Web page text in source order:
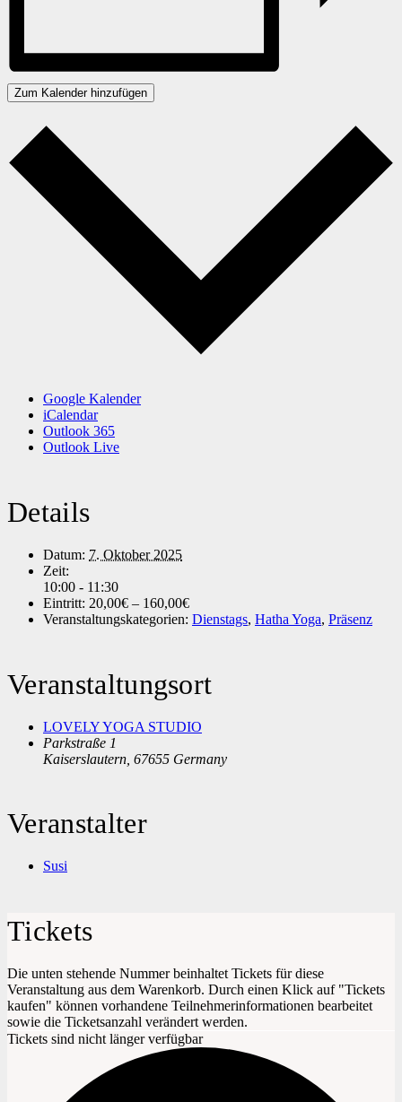
Zum Kalender hinzufügen
Google Kalender
iCalendar
Outlook 365
Outlook Live
Details
Datum: 7. Oktober 2025
Zeit:
10:00 - 11:30
Eintritt: 20,00€ – 160,00€
Veranstaltungskategorien: Dienstags, Hatha Yoga, Präsenz
Veranstaltungsort
LOVELY YOGA STUDIO
Parkstraße 1
Kaiserslautern 67655 Germany
Veranstalter
Susi
Tickets
Die unten stehende Nummer beinhaltet Tickets für diese
Veranstaltung aus dem Warenkorb. Durch einen Klick auf "Tickets
kaufen" können vorhandene Teilnehmerinformationen bearbeitet
sowie die Ticketsanzahl verändert werden.
Tickets sind nicht länger verfügbar